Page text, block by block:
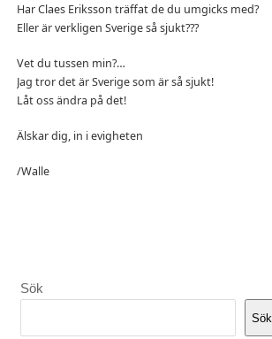
Har Claes Eriksson träffat de du umgicks med?
Eller är verkligen Sverige så sjukt???
Vet du tussen min?…
Jag tror det är Sverige som är så sjukt!
Låt oss ändra på det!
Älskar dig, in i evigheten
/Walle
Sök
Sök